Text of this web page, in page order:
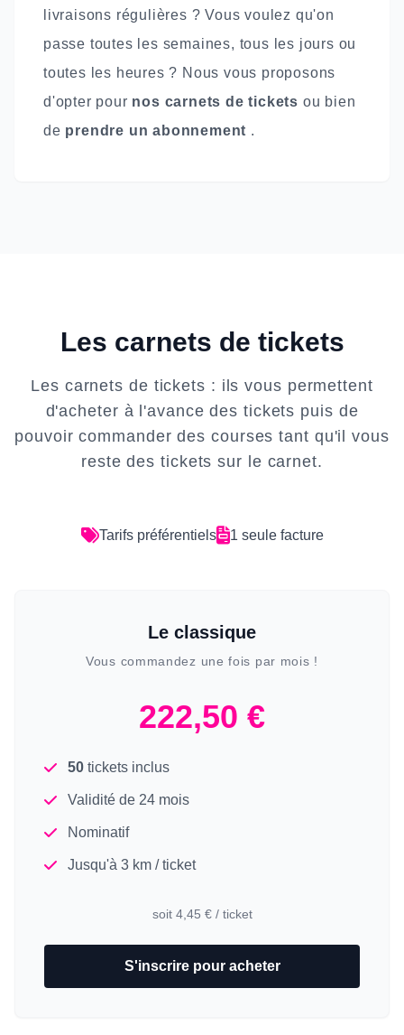
livraisons régulières ? Vous voulez qu'on
passe toutes les semaines, tous les jours ou
toutes les heures ? Nous vous proposons
d'opter pour nos carnets de tickets ou bien
de prendre un abonnement .
Les carnets de tickets
Les carnets de tickets : ils vous permettent
d'acheter à l'avance des tickets puis de
pouvoir commander des courses tant qu'il vous
reste des tickets sur le carnet.
Tarifs préférentiels 1 seule facture
Le classique
Vous commandez une fois par mois !
222,50 €
50 tickets inclus
Validité de 24 mois
Nominatif
Jusqu'à 3 km / ticket
soit 4,45 € / ticket
S'inscrire pour acheter